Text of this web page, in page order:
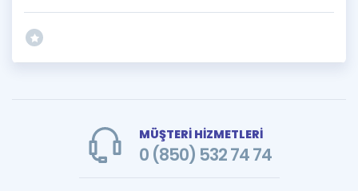
MÜŞTERİ HİZMETLERİ
0 (850) 532 74 74